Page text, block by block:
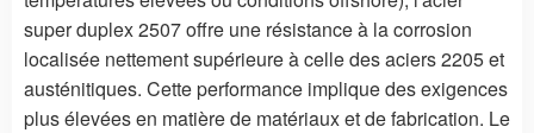
super duplex 2507 offre une résistance à la corrosion
localisée nettement supérieure à celle des aciers 2205 et
austénitiques. Cette performance implique des exigences
plus élevées en matière de matériaux et de fabrication. Le